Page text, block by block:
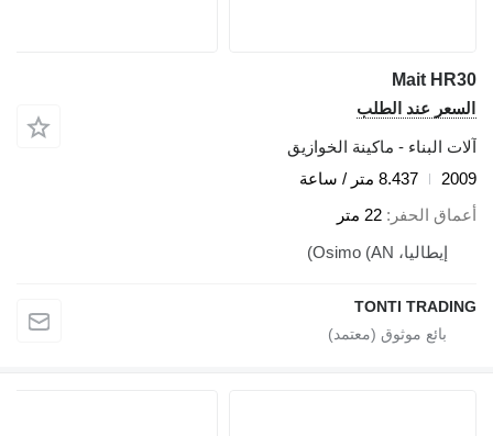
Mait HR30
السعر عند الطلب
آلات البناء - ماكينة الخوازيق
2009
8.437 متر / ساعة
أعماق الحفر
22 متر
إيطاليا، Osimo (AN)
TONTI TRADING